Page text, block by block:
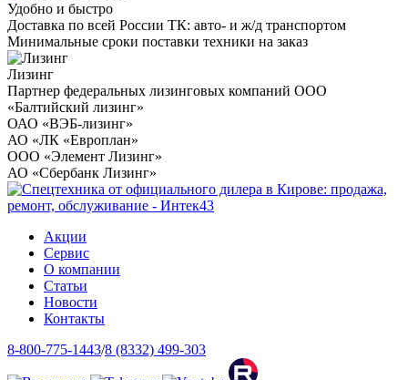
Удобно и быстро
Доставка по всей России ТК: авто- и ж/д транспортом
Минимальные сроки поставки техники на заказ
Лизинг
Партнер федеральных лизинговых компаний ООО
«Балтийский лизинг»
ОАО «ВЭБ-лизинг»
АО «ЛК «Европлан»
ООО «Элемент Лизинг»
АО «Сбербанк Лизинг»
Акции
Сервис
О компании
Статьи
Новости
Контакты
8-800-775-1443/8 (8332) 499-303